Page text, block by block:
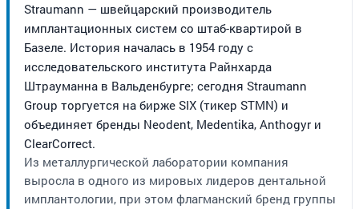
Straumann — швейцарский производитель
имплантационных систем со штаб-квартирой в
Базеле. История началась в 1954 году с
исследовательского института Райнхарда
Штрауманна в Вальденбурге; сегодня Straumann
Group торгуется на бирже SIX (тикер STMN) и
объединяет бренды Neodent, Medentika, Anthogyr и
ClearCorrect.
Из металлургической лаборатории компания
выросла в одного из мировых лидеров дентальной
имплантологии, при этом флагманский бренд группы